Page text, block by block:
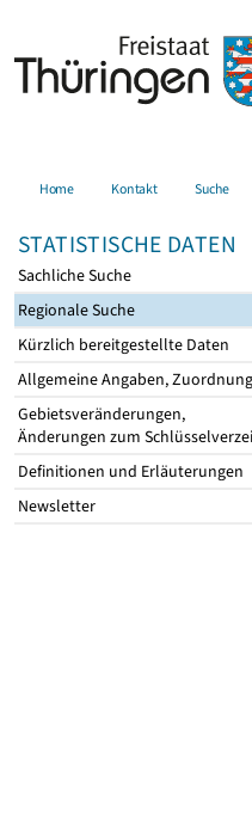
Home Kontakt Suche
STATISTISCHE DATEN
Sachliche Suche
Regionale Suche
Kürzlich bereitgestellte Daten
Allgemeine Angaben,
Gebietsveränderungen,
Änderungen zum
Definitionen und Erläuterungen
Newsletter